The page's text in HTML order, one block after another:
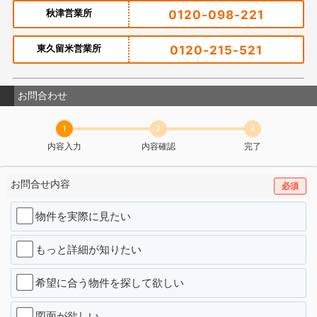
秋津営業所 0120-098-221
東久留米営業所 0120-215-521
お問合わせ
1
内容入力
2
内容確認
3
完了
お問合せ内容 必須
物件を実際に見たい
もっと詳細が知りたい
希望に合う物件を探して欲しい